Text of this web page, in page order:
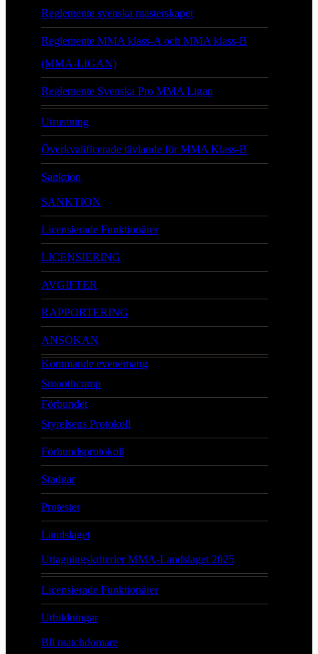
Reglemente svenska mästerskapet
Reglemente MMA klass-A och MMA klass-B
(MMA-LIGAN)
Reglemente Svenska Pro MMA Ligan
Utrustning
Överkvalificerade tävlande för MMA Klass-B
Sanktion
SANKTION
Licensierade Funktionärer
LICENSIERING
AVGIFTER
RAPPORTERING
ANSÖKAN
Kommande evenemang
Smoothcomp
Förbundet
Styrelsens Protokoll
Förbundsprotokoll
Stadgar
Protester
Landslaget
Uttagningskriterier MMA-Landslaget 2025
Licensierade Funktionärer
Utbildningar
Bli matchdomare